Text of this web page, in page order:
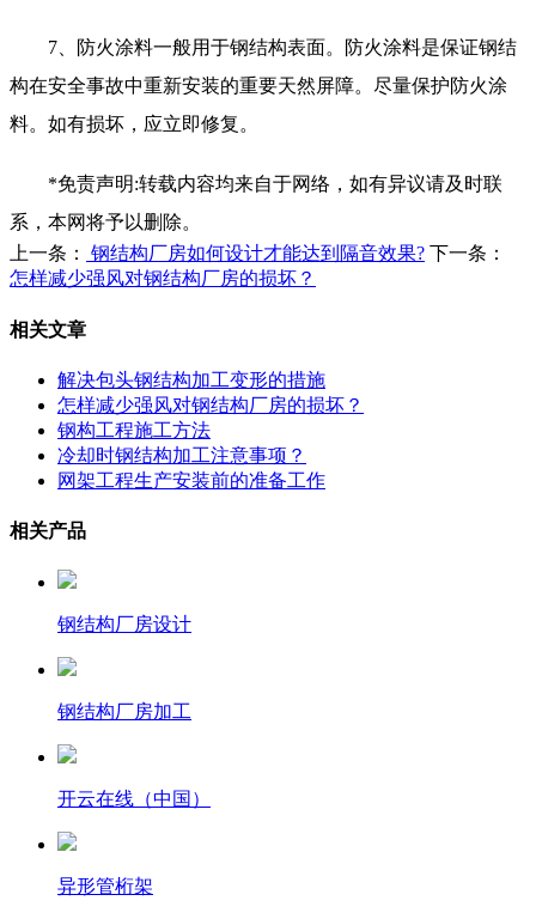
7、防火涂料一般用于钢结构表面。防火涂料是保证钢结
构在安全事故中重新安装的重要天然屏障。尽量保护防火涂
料。如有损坏，应立即修复。
*免责声明:转载内容均来自于网络，如有异议请及时联
系，本网将予以删除。
上一条：
钢结构厂房如何设计才能达到隔音效果? 下一条：
怎样减少强风对钢结构厂房的损坏？
相关文章
解决包头钢结构加工变形的措施
怎样减少强风对钢结构厂房的损坏？
钢构工程施工方法
冷却时钢结构加工注意事项？
网架工程生产安装前的准备工作
相关产品
钢结构厂房设计
钢结构厂房加工
开云在线（中国）
异形管桁架